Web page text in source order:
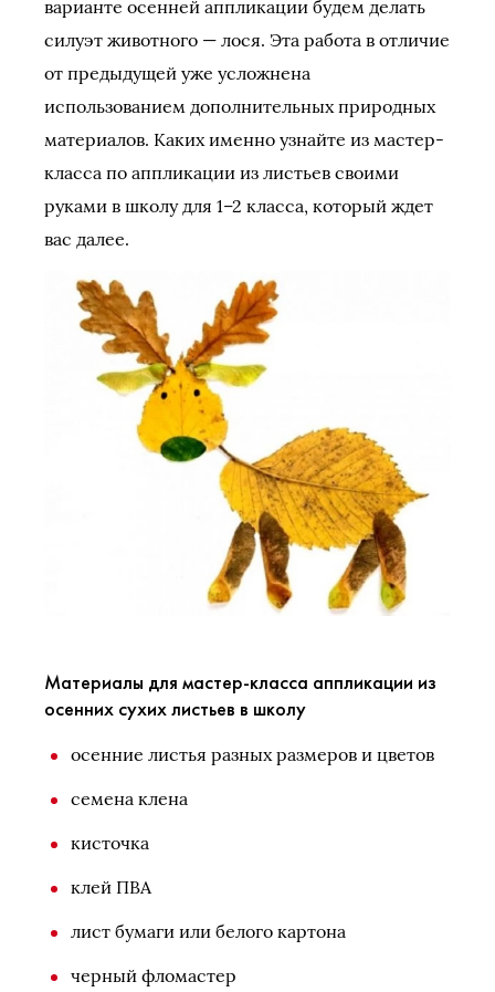
варианте осенней аппликации будем делать
силуэт животного — лося. Эта работа в отличие
от предыдущей уже усложнена
использованием дополнительных природных
материалов. Каких именно узнайте из мастер-
класса по аппликации из листьев своими
руками в школу для 1–2 класса, который ждет
вас далее.
Материалы для мастер-класса аппликации из
осенних сухих листьев в школу
осенние листья разных размеров и цветов
семена клена
кисточка
клей ПВА
лист бумаги или белого картона
черный фломастер